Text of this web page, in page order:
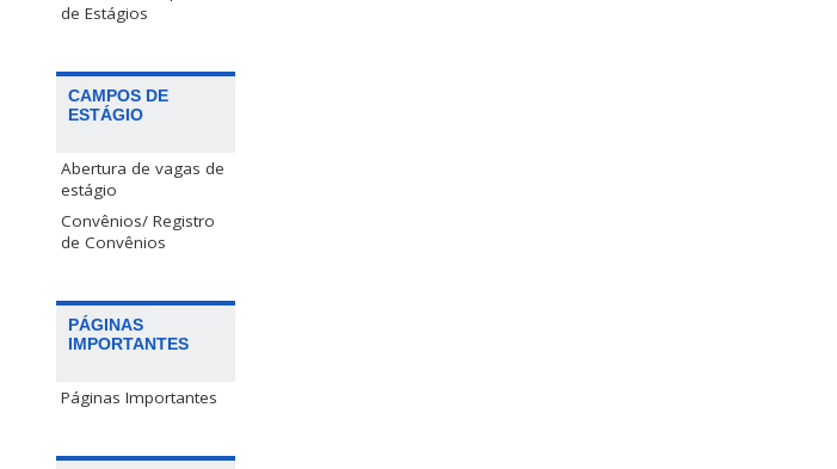
de Estágios
CAMPOS DE
ESTÁGIO
Abertura de vagas de
estágio
Convênios/ Registro
de Convênios
PÁGINAS
IMPORTANTES
Páginas Importantes